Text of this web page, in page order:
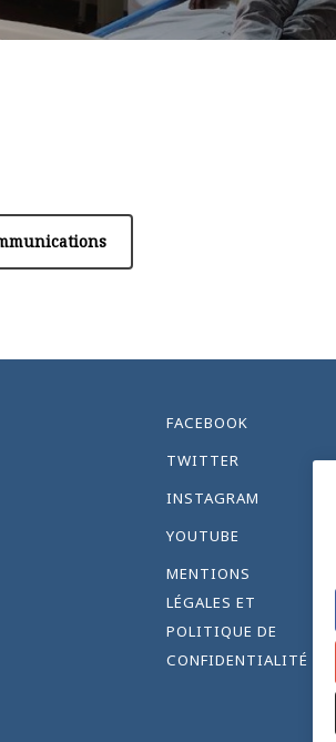
FACEBOOK
TWITTER
INSTAGRAM
YOUTUBE
MENTIONS
LÉGALES ET
POLITIQUE DE
CONFIDENTIALITÉ